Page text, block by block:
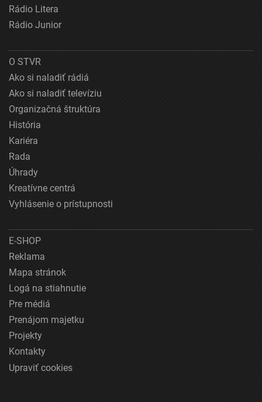
Rádio Litera
Rádio Junior
O STVR
Ako si naladiť rádiá
Ako si naladiť televíziu
Organizačná štruktúra
História
Kariéra
Rada
Úhrady
Kreatívne centrá
Vyhlásenie o prístupnosti
E-SHOP
Reklama
Mapa stránok
Logá na stiahnutie
Pre médiá
Prenájom majetku
Projekty
Kontakty
Upraviť cookies